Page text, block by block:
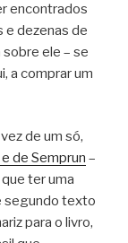
encontrados
e dezenas de
ele – se
a comprar um
de um só,
de Semprun –
ter uma
segundo texto
para o livro,